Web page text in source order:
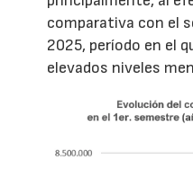
comparativa con el
2025, período en el
elevados niveles